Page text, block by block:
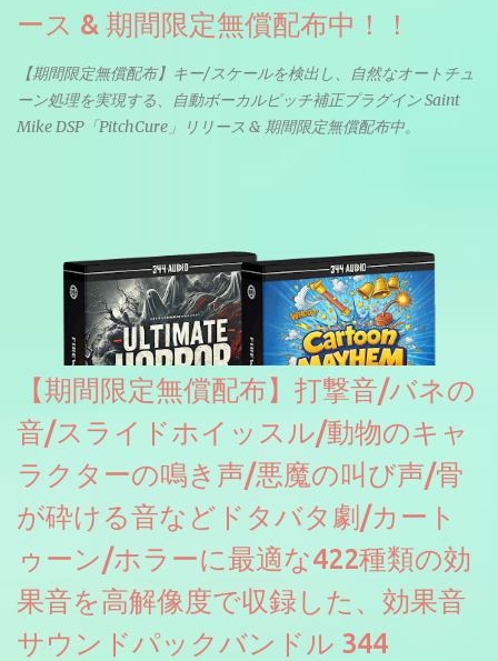
ース & 期間限定無償配布中！！
【期間限定無償配布】キー/スケールを検出し、自然なオートチュ
ーン処理を実現する、自動ボーカルピッチ補正プラグイン Saint
Mike DSP「PitchCure」リリース & 期間限定無償配布中。
【期間限定無償配布】打撃音/バネの
音/スライドホイッスル/動物のキャ
ラクターの鳴き声/悪魔の叫び声/骨
が砕ける音などドタバタ劇/カート
ゥーン/ホラーに最適な422種類の効
果音を高解像度で収録した、効果音
サウンドパックバンドル 344